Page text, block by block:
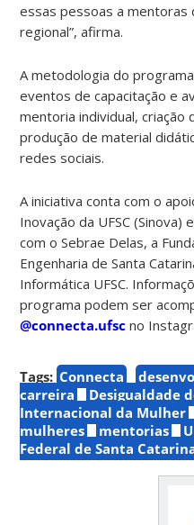
essas pessoas a
regional”, afirma.
A metodologia do
eventos de capacitação e
mentoria individual, criação
produção de material
redes sociais.
A iniciativa conta com o
Inovação da UFSC
com o Sebrae Delas, a
Engenharia de Santa
Informática UFSC.
programa podem ser
@connecta.ufsc no
Tags: Connecta
carreira
Desigualdade
Internacional da Mulher
mulheres
mentorias
Federal de Santa